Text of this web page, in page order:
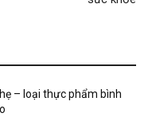
– loại thực phẩm bình